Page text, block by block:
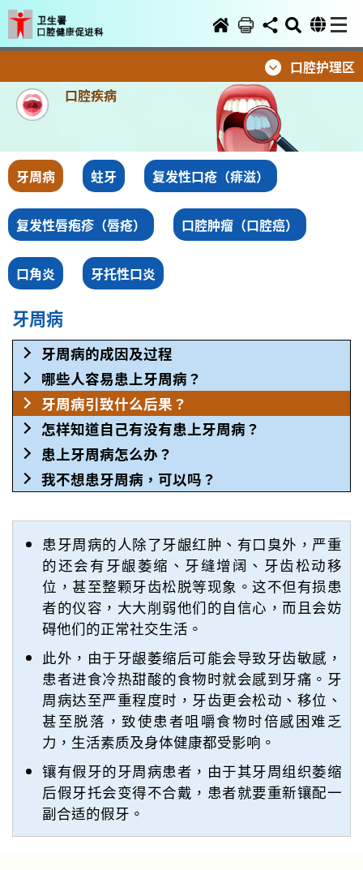
口腔护理区
口腔疾病
牙周病 蛀牙 复发性口疮（痱滋）
复发性唇疱疹（唇疮） 口腔肿瘤（口腔癌）
口角炎 牙托性口炎
牙周病
牙周病的成因及过程
哪些人容易患上牙周病？
牙周病引致什么后果？
怎样知道自己有没有患上牙周病？
患上牙周病怎么办？
我不想患牙周病，可以吗？
患牙周病的人除了牙龈红肿、有口臭外，严重
的还会有牙龈萎缩、牙缝增阔、牙齿松动移
位，甚至整颗牙齿松脱等现象。这不但有损患
者的仪容，大大削弱他们的自信心，而且会妨
碍他们的正常社交生活。
此外，由于牙龈萎缩后可能会导致牙齿敏感，
患者进食冷热甜酸的食物时就会感到牙痛。牙
周病达至严重程度时，牙齿更会松动、移位、
甚至脱落，致使患者咀嚼食物时倍感困难乏
力，生活素质及身体健康都受影响。
镶有假牙的牙周病患者，由于其牙周组织萎缩
后假牙托会变得不合戴，患者就要重新镶配一
副合适的假牙。